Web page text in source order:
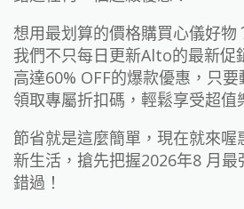
想用最划算的價格購買心儀好物
我們不只每日更新Alto的最新促
高達60% OFF的爆款優惠，只
領取專屬折扣碼，輕鬆享受超值
節省就是這麼簡單，現在就來喔
新生活，搶先把握2026年8 月
錯過！